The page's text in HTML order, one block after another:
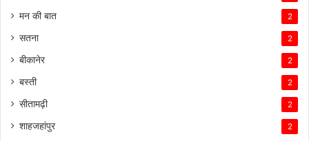
मन की बात 2
सतना 2
बीकानेर 2
बस्ती 2
सीतामढ़ी 2
शाहजहांपुर 2